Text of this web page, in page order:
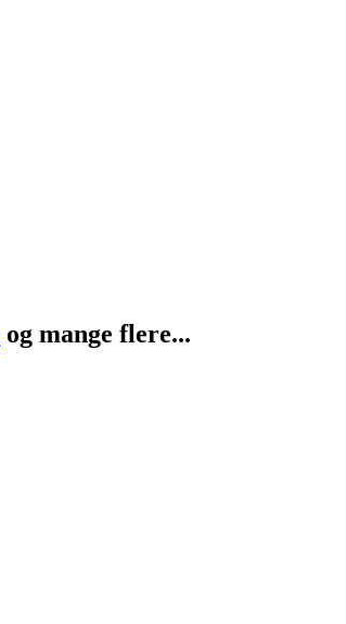
og mange flere...